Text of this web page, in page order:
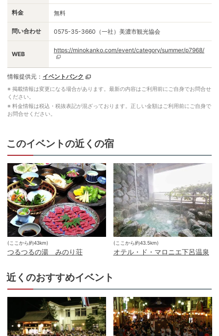
料金 無料
問い合わせ 0575-35-3660（一社）美濃市観光協会
WEB
https://minokanko.com/event/category/summer/p7968/
情報提供元： イベントバンク
※ 掲載情報は変更になる場合があります。最新の内容はご利用前にご自身でお問合せ
ください。
※ 料金情報は税込・税抜表記が混ざっております。正しい金額はご利用前にご自身で
お問合せください。
このイベントの近くの宿
(ここから約43km)
つるつるの湯 みのり荘
(ここから約43.5km)
オテル・ド・マロニエ下呂温泉
近くのおすすめイベント